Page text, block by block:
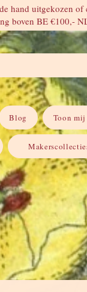
hand uitgekozen of
boven BE €100,-
Blog Toon